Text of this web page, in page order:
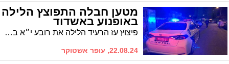
מטען חבלה התפוצץ הלילה
באופנוע באשדוד
פיצוץ עז הרעיד הלילה את רובע י״א באשדוד לאחר שמטען חבלה שהוטמן באופנוע התפוצץ. כוחות משטרה הגיעו למקום והחלו בחקירה
22.08.24, עופר אשטוקר